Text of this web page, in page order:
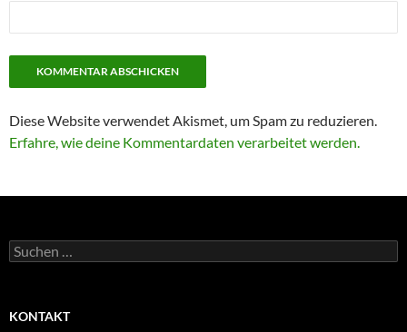
Diese Website verwendet Akismet, um Spam zu reduzieren.
Erfahre, wie deine Kommentardaten verarbeitet werden.
Suchen
nach:
KONTAKT